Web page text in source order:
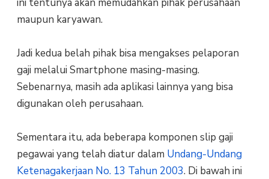
maupun karyawan.
Jadi kedua belah pihak bisa mengakses pelaporan
gaji melalui Smartphone masing-masing.
Sebenarnya, masih ada aplikasi lainnya yang bisa
digunakan oleh perusahaan.
Sementara itu, ada beberapa komponen slip gaji
pegawai yang telah diatur dalam Undang-Undang
Ketenagakerjaan No. 13 Tahun 2003. Di bawah ini